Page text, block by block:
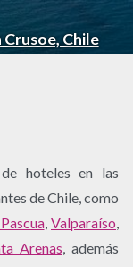
Crusoe, Chile
hoteles en las
de Chile, como
, Valparaíso
Arenas , además